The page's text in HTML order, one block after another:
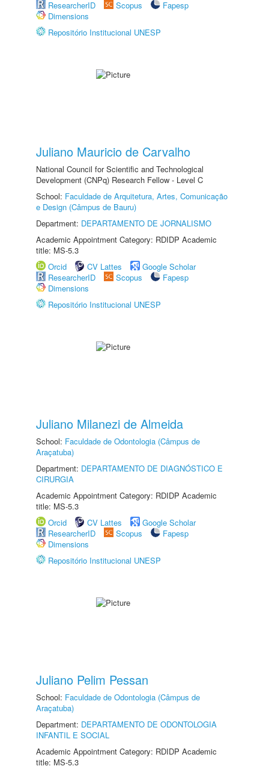
ResearcherID
Scopus
Fapesp
Dimensions
Repositório Institucional UNESP
Juliano Mauricio de Carvalho
National Council for Scientific and Technological
Development (CNPq) Research Fellow - Level C
School: Faculdade de Arquitetura, Artes, Comunicação
e Design (Câmpus de Bauru)
Department: DEPARTAMENTO DE JORNALISMO
Academic Appointment Category: RDIDP Academic
title: MS-5.3
Orcid
CV Lattes
Google Scholar
ResearcherID
Scopus
Fapesp
Dimensions
Repositório Institucional UNESP
Juliano Milanezi de Almeida
School: Faculdade de Odontologia (Câmpus de
Araçatuba)
Department: DEPARTAMENTO DE DIAGNÓSTICO E
CIRURGIA
Academic Appointment Category: RDIDP Academic
title: MS-5.3
Orcid
CV Lattes
Google Scholar
ResearcherID
Scopus
Fapesp
Dimensions
Repositório Institucional UNESP
Juliano Pelim Pessan
School: Faculdade de Odontologia (Câmpus de
Araçatuba)
Department: DEPARTAMENTO DE ODONTOLOGIA
INFANTIL E SOCIAL
Academic Appointment Category: RDIDP Academic
title: MS-5.3